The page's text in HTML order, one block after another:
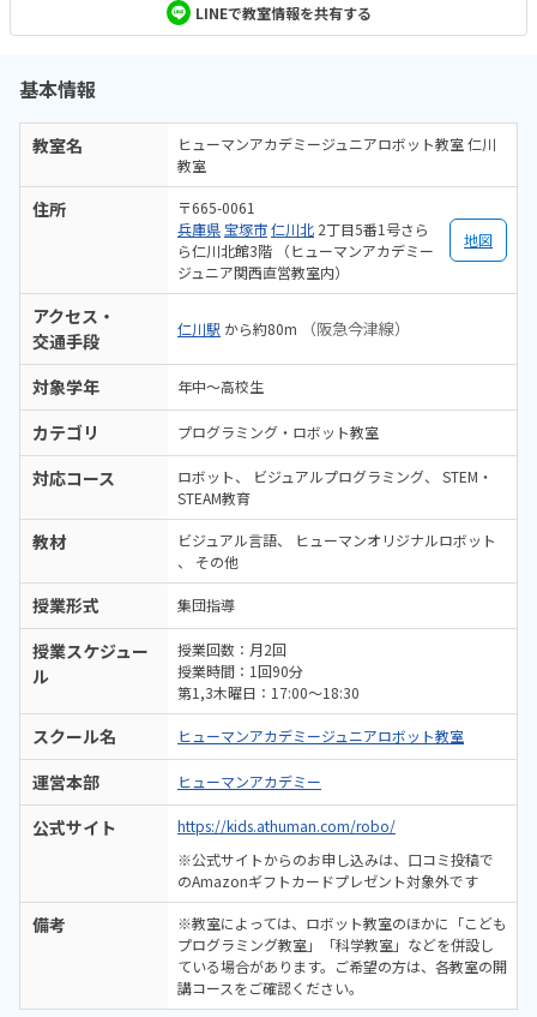
LINEで教室情報を共有する
基本情報
教室名
ヒューマンアカデミージュニアロボット教室 仁川
教室
住所
〒665-0061
兵庫県 宝塚市仁川北 2丁目5番1号さら
ら仁川北館3階 （ヒューマンアカデミー
ジュニア関西直営教室内）
地図
アクセス・
交通手段
仁川駅 から約80m （阪急今津線）
対象学年 年中～高校生
カテゴリ プログラミング・ロボット教室
対応コース ロボット ビジュアルプログラミング
STEM・
STEAM教育
教材 ビジュアル言語
ヒューマンオリジナルロボット
その他
授業形式 集団指導
授業スケジュー
ル
授業回数：月2回
授業時間：1回90分
第1,3木曜日：17:00～18:30
スクール名 ヒューマンアカデミージュニアロボット教室
運営本部 ヒューマンアカデミー
公式サイト
https://kids.athuman.com/robo/
※公式サイトからのお申し込みは、口コミ投稿で
のAmazonギフトカードプレゼント対象外です
備考
※教室によっては、ロボット教室のほかに「こども
プログラミング教室」「科学教室」などを併設し
ている場合があります。ご希望の方は、各教室の開
講コースをご確認ください。